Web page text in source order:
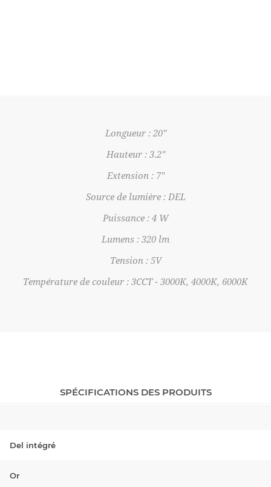
Longueur : 20"
Hauteur : 3.2"
Extension : 7"
Source de lumière : DEL
Puissance : 4 W
Lumens : 320 lm
Tension : 5V
Température de couleur : 3CCT - 3000K, 4000K, 6000K
SPÉCIFICATIONS DES PRODUITS
Del intégré
Or